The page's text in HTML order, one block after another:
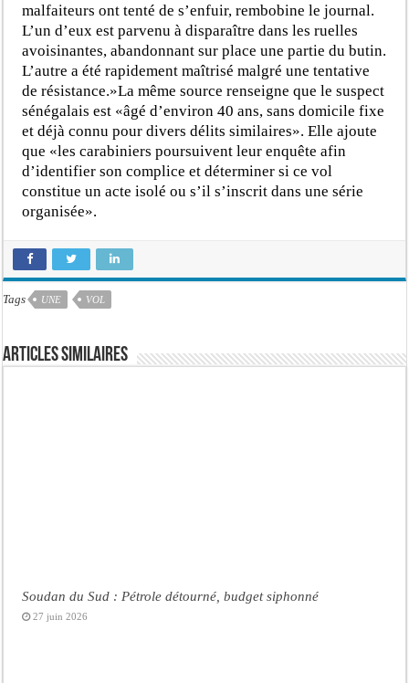
malfaiteurs ont tenté de s’enfuir, rembobine le journal.
L’un d’eux est parvenu à disparaître dans les ruelles
avoisinantes, abandonnant sur place une partie du butin.
L’autre a été rapidement maîtrisé malgré une tentative
de résistance.»La même source renseigne que le suspect
sénégalais est «âgé d’environ 40 ans, sans domicile fixe
et déjà connu pour divers délits similaires». Elle ajoute
que «les carabiniers poursuivent leur enquête afin
d’identifier son complice et déterminer si ce vol
constitue un acte isolé ou s’il s’inscrit dans une série
organisée».
Tags UNE VOL
Articles similaires
Soudan du Sud : Pétrole détourné, budget siphonné
27 juin 2026